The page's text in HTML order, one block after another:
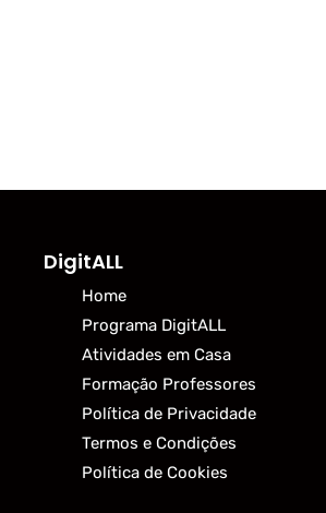
DigitALL
Home
Programa DigitALL
Atividades em Casa
Formação Professores
Política de Privacidade
Termos e Condições
Política de Cookies